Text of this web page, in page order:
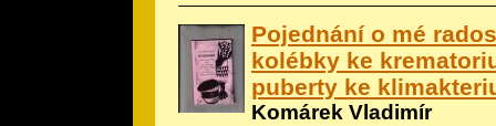
Pojednání o mé
kolébky ke
puberty ke
Komárek Vladimír